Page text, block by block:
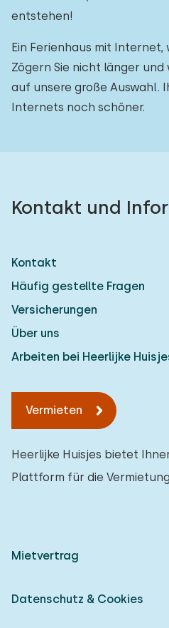
entstehen!
Ein Ferienhaus mit Internet,
Zögern Sie nicht länger und
auf unsere große Auswahl.
Internets noch schöner.
Kontakt und
Kontakt
Häufig gestellte Fragen
Versicherungen
Über uns
Arbeiten bei Heerlijke
Vermieten
Heerlijke Huisjes bietet
Plattform für die
Mietvertrag
Datenschutz & Cookies